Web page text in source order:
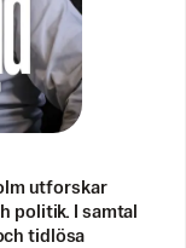
utforskar
politik. I samtal
tidlösa